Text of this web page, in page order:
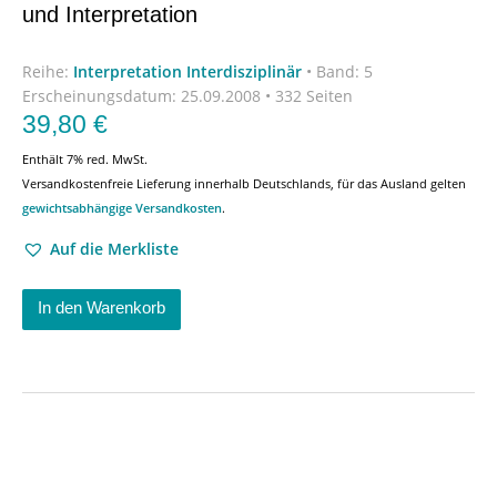
und Interpretation
Reihe: Interpretation Interdisziplinär • Band: 5
Erscheinungsdatum: 25.09.2008 • 332 Seiten
39,80 €
Enthält 7% red. MwSt.
Versandkostenfreie Lieferung innerhalb Deutschlands, für das Ausland gelten
gewichtsabhängige Versandkosten.
Auf die Merkliste
In den Warenkorb